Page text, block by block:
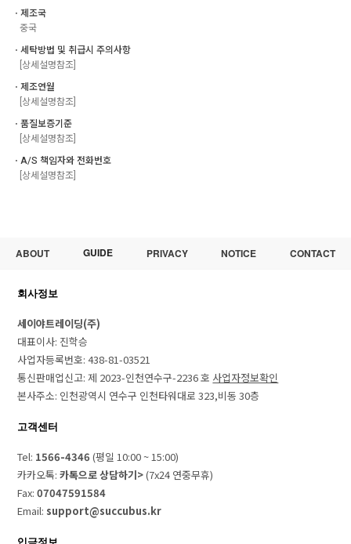
ㆍ제조국
중국
ㆍ세탁방법 및 취급시 주의사항
[상세설명참조]
ㆍ제조연월
[상세설명참조]
ㆍ품질보증기준
[상세설명참조]
ㆍA/S 책임자와 전화번호
[상세설명참조]
ABOUT GUIDE PRIVACY NOTICE CONTACT
회사정보
세이야트레이딩(주)
대표이사: 진학승
사업자등록번호: 438-81-03521
통신판매업신고: 제 2023-인천연수구-2236 호 사업자정보확인
본사주소: 인천광역시 연수구 인천타워대로 323,비동 30층
고객센터
Tel: 1566-4346 (평일 10:00 ~ 15:00)
카카오톡:카톡으로 상담하기>(7x24 연중무휴)
Fax:07047591584
Email:support@succubus.kr